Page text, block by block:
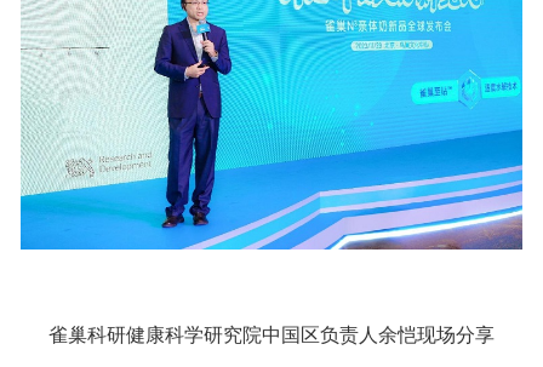
雀巢科研健康科学研究院中国区负责人余恺现场分享